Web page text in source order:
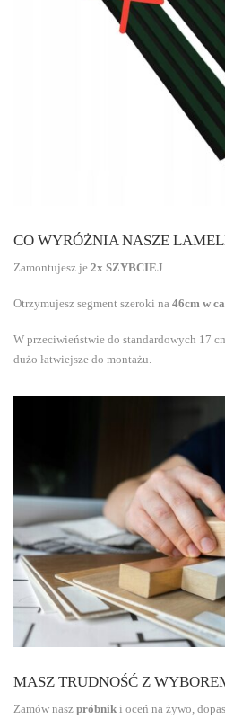
CO WYRÓŻNIA NASZE
Zamontujesz je 2x SZYBCIEJ
Otrzymujesz segment szeroki na 46cm w
W przeciwieństwie do standardowych 17
dużo łatwiejsze do montażu.
MASZ TRUDNOŚĆ Z
Zamów nasz próbnik i oceń na żywo,